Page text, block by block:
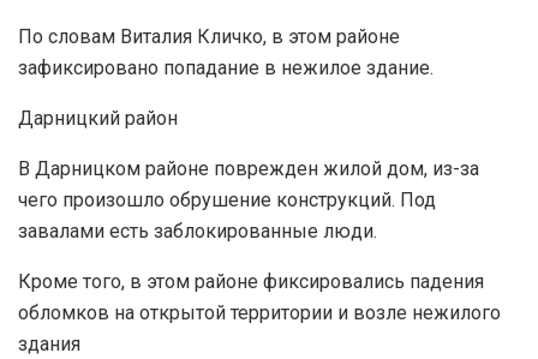
По словам Виталия Кличко, в этом районе
зафиксировано попадание в нежилое здание.
Дарницкий район
В Дарницком районе поврежден жилой дом, из-за
чего произошло обрушение конструкций. Под
завалами есть заблокированные люди.
Кроме того, в этом районе фиксировались падения
обломков на открытой территории и возле нежилого
здания